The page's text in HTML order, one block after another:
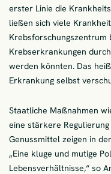
erster Linie die
ließen sich viele
Krebserkrankungen
werden könnten. Das
Erkrankung selbst
Staatliche Maßnahmen
eine stärkere
Genussmittel zeigen in
„Eine kluge und mutige
Lebensverhältnisse,“ so